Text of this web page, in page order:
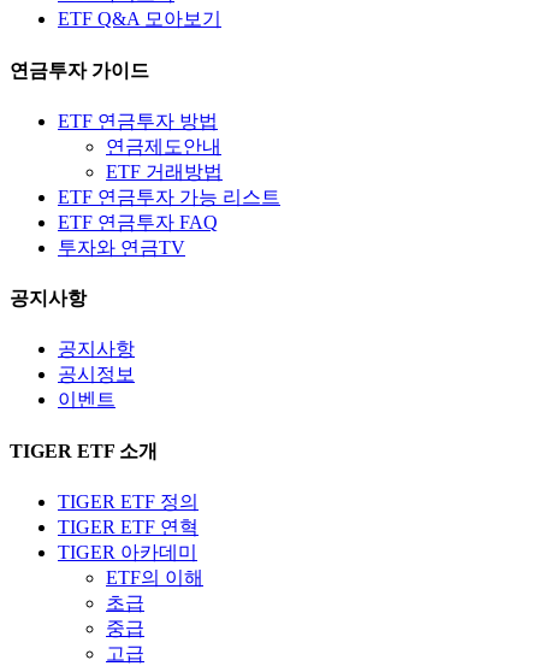
ETF Q&A 모아보기
연금투자 가이드
ETF 연금투자 방법
연금제도안내
ETF 거래방법
ETF 연금투자 가능 리스트
ETF 연금투자 FAQ
투자와 연금TV
공지사항
공지사항
공시정보
이벤트
TIGER ETF 소개
TIGER ETF 정의
TIGER ETF 연혁
TIGER 아카데미
ETF의 이해
초급
중급
고급